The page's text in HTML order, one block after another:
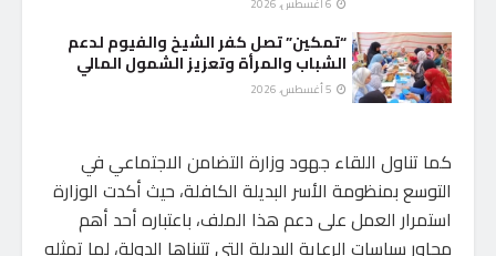
“تمكين” تصل كفر الشيخ والفيوم لدعم
الشباب والمرأة وتعزيز الشمول المالي
كما تناول اللقاء جهود وزارة التضامن الاجتماعي في
التوسع بمنظومة الأسر البديلة الكافلة، حيث أكدت الوزارة
استمرار العمل على دعم هذا الملف، باعتباره أحد أهم
محاور سياسات الرعاية البديلة التي تتبناها الدولة، لما تمثله